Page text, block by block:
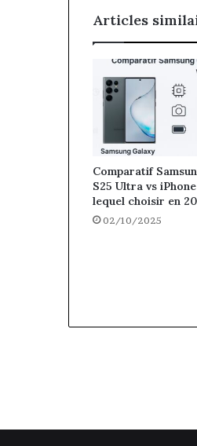
Articles
Comparatif
S25 Ultra vs
lequel choisir en
02/10/2025